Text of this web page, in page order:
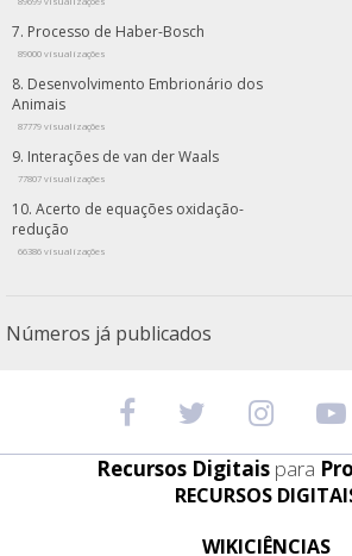
Processo de Haber-Bosch
89000 visualizações
Desenvolvimento Embrionário dos
Animais
87779 visualizações
Interações de van der Waals
77807 visualizações
Acerto de equações oxidação-
redução
66386 visualizações
Números já publicados
Recursos Digitais para
RECURSOS
WIKICIÊNCIAS